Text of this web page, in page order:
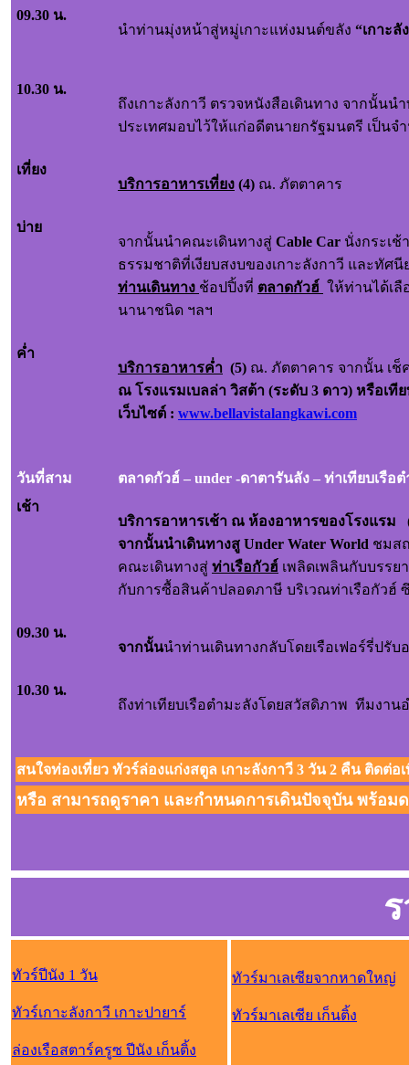
09.30 น.
นำท่านมุ่งหน้าสู่หมู่เกาะแห่งมนต์ขลัง “เกาะลั
10.30 น.
ถึงเกาะลังกาวี ตรวจหนังสือเดินทาง จากนั้นน
ประเทศมอบไว้ให้แก่อดีตนายกรัฐมนตรี เป็น
เที่ยง
บริการอาหารเที่ยง (4) ณ. ภัตตาคาร
บ่าย
จากนั้นนำคณะเดินทางสู่ Cable Car นั่งกระเช้
ธรรมชาติที่เงียบสงบของเกาะลังกาวี และทัศ
ท่านเดินทาง ช้อปปิ้งที่ ตลาดกัวฮ์ ให้ท่านได้เลื
นานาชนิด ฯลฯ
ค่ำ
บริการอาหารค่ำ (5) ณ. ภัตตาคาร จากนั้น เช็
ณ โรงแรมเบลล่า วิสต้า (ระดับ 3 ดาว) หรือเทีย
เว็บไซต์ : www.bellavistalangkawi.com
วันที่สาม
ตลาดกัวฮ์ – under -ดาตารันลัง – ท่าเทียบเรือ
เช้า
บริการอาหารเช้า ณ ห้องอาหารของโรงแรม
จากนั้นนำเดินทางสู Under Water World ชมส
คณะเดินทางสู่ ท่าเรือกัวฮ์ เพลิดเพลินกับบรร
กับการซื้อสินค้าปลอดภาษี บริเวณท่าเรือกัวฮ์
09.30 น.
จากนั้นนำท่านเดินทางกลับโดยเรือเฟอร์รี่ปรับ
10.30 น.
ถึงท่าเทียบเรือตำมะลังโดยสวัสดิภาพ ทีมงา
สนใจท่องเที่ยว ทัวร์ล่องแก่งสตูล เกาะลังกาวี 3 วัน 2 คืน ติดต่อ
หรือ สามารถดูราคา และกำหนดการเดินปัจจุบัน พร้อม
ทัวร์ปีนัง 1 วัน
ทัวร์เกาะลังกาวี เกาะปายาร์
ล่องเรือสตาร์ครูซ ปีนัง เก็นติ้ง
ทัวร์มาเลเซียจากหาดใหญ่
ทัวร์มาเลเซีย เก็นติ้ง